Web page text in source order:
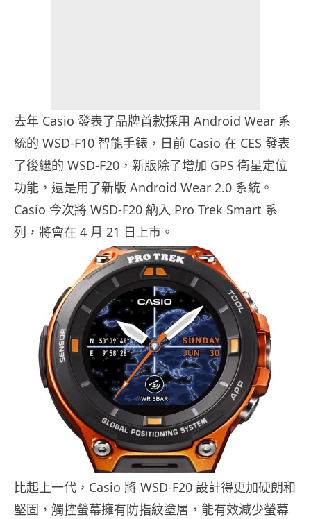
去年 Casio 發表了品牌首款採用 Android Wear 系
統的 WSD-F10 智能手錶，日前 Casio 在 CES 發表
了後繼的 WSD-F20，新版除了增加 GPS 衛星定位
功能，還是用了新版 Android Wear 2.0 系統。
Casio 今次將 WSD-F20 納入 Pro Trek Smart 系
列，將會在 4 月 21 日上市。
比起上一代，Casio 將 WSD-F20 設計得更加硬朗和
堅固，觸控螢幕擁有防指紋塗層，能有效減少螢幕